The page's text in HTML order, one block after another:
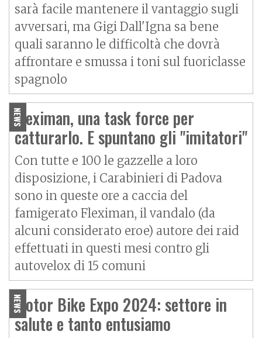
sarà facile mantenere il vantaggio sugli
avversari, ma Gigi Dall'Igna sa bene
quali saranno le difficoltà che dovrà
affrontare e smussa i toni sul fuoriclasse
spagnolo
NEWS
Fleximan, una task force per
catturarlo. E spuntano gli "imitatori"
Con tutte e 100 le gazzelle a loro
disposizione, i Carabinieri di Padova
sono in queste ore a caccia del
famigerato Fleximan, il vandalo (da
alcuni considerato eroe) autore dei raid
effettuati in questi mesi contro gli
autovelox di 15 comuni
NEWS
Motor Bike Expo 2024: settore in
salute e tanto entusiamo